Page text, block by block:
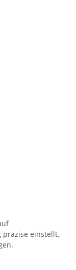
präzise einstellt,